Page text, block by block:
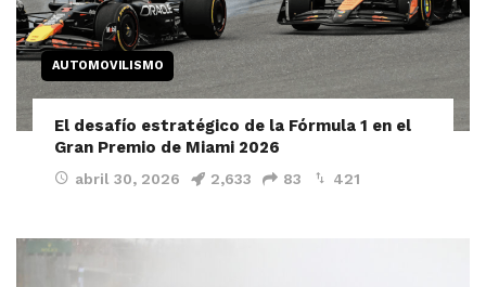
AUTOMOVILISMO
El desafío estratégico de la Fórmula 1 en el
Gran Premio de Miami 2026
abril 30, 2026 2,633 83 421